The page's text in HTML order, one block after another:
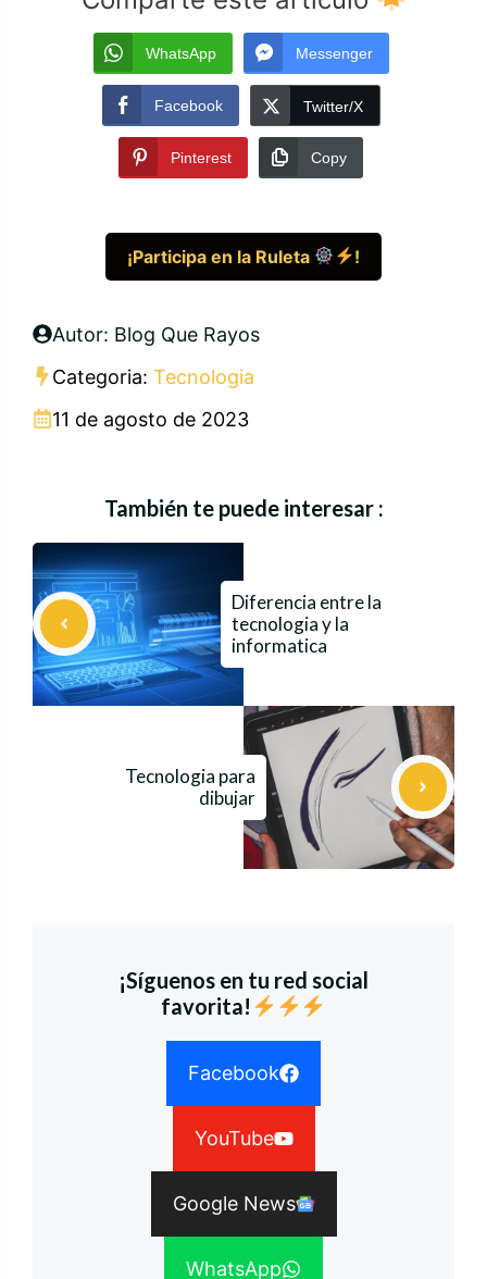
WhatsApp Messenger
Facebook Twitter/X
Pinterest Copy
¡Participa en la Ruleta !
Autor: Blog Que Rayos
Categoria: Tecnologia
11 de agosto de 2023
También te puede interesar :
Diferencia entre la
tecnologia y la
informatica
Tecnologia para
dibujar
¡Síguenos en tu red social
favorita!
Facebook
YouTube
Google News
WhatsApp